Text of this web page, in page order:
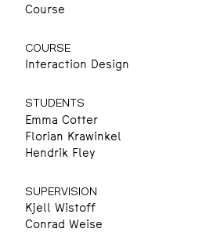
Course
COURSE
Interaction Design
STUDENTS
Emma Cotter
Florian Krawinkel
Hendrik Fley
SUPERVISION
Kjell Wistoff
Conrad Weise